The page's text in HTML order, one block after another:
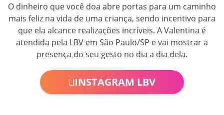
O dinheiro que você doa abre portas para um caminho
mais feliz na vida de uma criança, sendo incentivo para
que ela alcance realizações incríveis. A Valentina é
atendida pela LBV em São Paulo/SP e vai mostrar a
presença do seu gesto no dia a dia dela.
INSTAGRAM LBV